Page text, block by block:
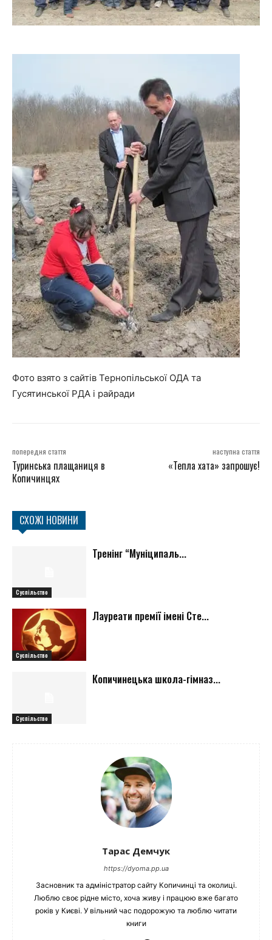
Фото взято з сайтів Тернопільської ОДА та
Гусятинської РДА і райради
попередня стаття
Туринська плащаниця в
Копичинцях
наступна стаття
«Тепла хата» запрошує!
СХОЖІ НОВИНИ
Суспільство
Тренінг “Муніципаль...
Суспільство
Лауреати премії імені Сте...
Суспільство
Копичинецька школа-гімназ...
Тарас Демчук
https://dyoma.pp.ua
Засновник та адміністратор сайту Копичинці та околиці.
Люблю своє рідне місто, хоча живу і працюю вже багато
років у Києві. У вільний час подорожую та люблю читати
книги